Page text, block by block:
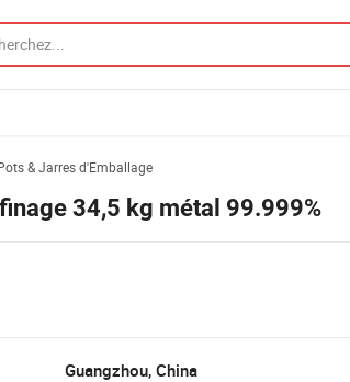
& Jarres d'Emballage
34,5 kg métal 99.999%
Guangzhou, China